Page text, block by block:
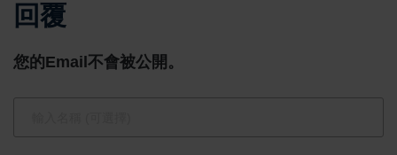
力出動無人
傷亡 市府啟
回覆
您的Email不會被公開。